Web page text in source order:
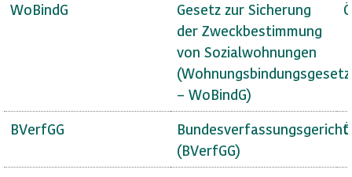
WoBindG
Gesetz zur Sicherung
der Zweckbestimmung
von Sozialwohnungen
(Wohnungsbindungsgesetz
– WoBindG)
BVerfGG
(BVerfGG)